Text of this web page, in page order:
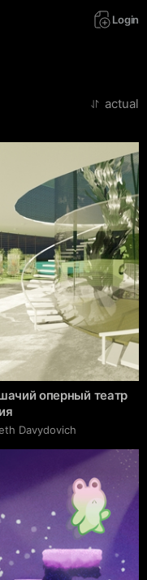
Login
actual
оперный театр
Davydovich